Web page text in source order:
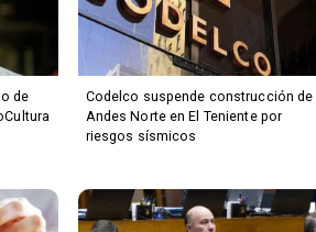
de
Codelco suspende construcción de
Andes Norte en El Teniente por
riesgos sísmicos